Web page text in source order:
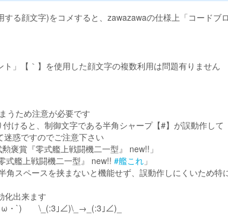
る顔文字)をコメすると、zawazawaの仕様上「コードブ
」【｀】を使用した顔文字の複数利用は問題有りません
うため注意が必要です
けると、制御文字である半角シャープ【#】が誤動作して
惑ですのでご注意下さい
賞『零式艦上戦闘機二一型』 new!!」
式艦上戦闘機二一型』 new!! #艦これ」
角スペースを挟まないと機能せず、誤動作しにくいため特
化出来ます
ω・`) \_(:3｣∠)\_→_(:3｣∠)_